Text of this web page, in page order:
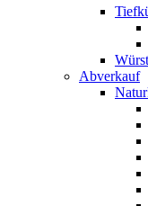
Abverkauf